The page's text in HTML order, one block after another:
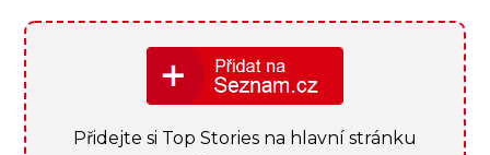
Přidejte si Top Stories na hlavní stránku